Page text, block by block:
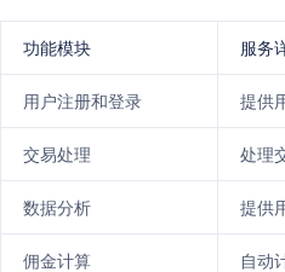
功能模块 服务
用户注册和登录 提供
交易处理 处理
数据分析 提供
佣金计算 自动